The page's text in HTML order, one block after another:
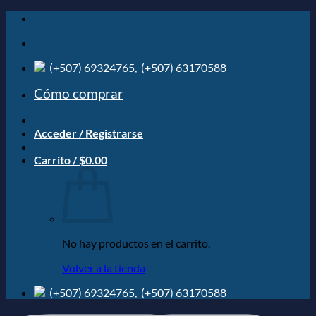
Saltar
contenido
(+507) 69324765, (+507) 63170588
Cómo comprar
Acceder / Registrarse
Carrito /$0.00
No hay productos en el carrito.
Volver a la tienda
(+507) 69324765, (+507) 63170588